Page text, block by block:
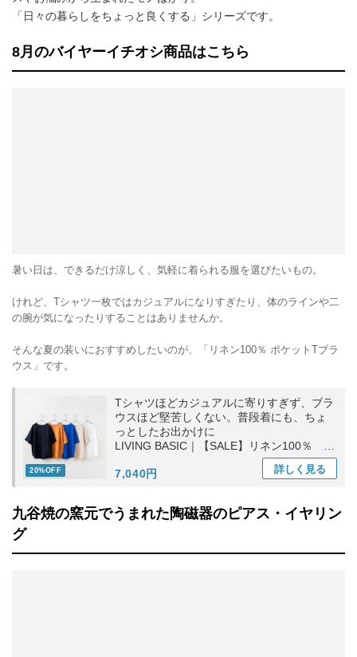
「日々の暮らしをちょっと良くする」シリーズです。
8月のバイヤーイチオシ商品はこちら
暑い日は、できるだけ涼しく、気軽に着られる服を選びたいもの。
けれど、Tシャツ一枚ではカジュアルになりすぎたり、体のラインや二
の腕が気になったりすることはありませんか。
そんな夏の装いにおすすめしたいのが、「リネン100％ ポケットTブラ
ウス」です。
20%OFF
Tシャツほどカジュアルに寄りすぎず、ブラ
ウスほど堅苦しくない。普段着にも、ちょ
っとしたお出かけに
LIVING BASIC｜【SALE】リネン100％ ポ
ケットTブラウス トップス ギフト お出かけ
7,040円
詳しく 見る
九谷焼の窯元でうまれた陶磁器のピアス・イヤリン
グ